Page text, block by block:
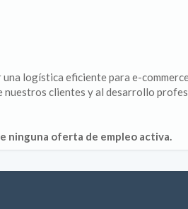
logística eficiente para e-
clientes y al desarrollo
ninguna oferta de empleo activa.